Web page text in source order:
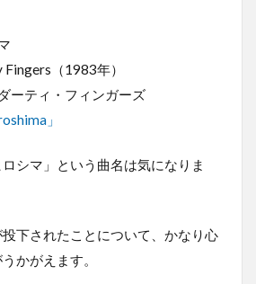
（1983年）
ーティ・フィンガーズ
」
シマ」という曲名は気になりま
下されたことについて、かなり心
かがえます。